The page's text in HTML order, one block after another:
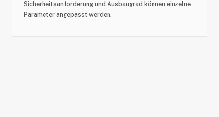
Sicherheitsanforderung und Ausbaugrad können einzelne
Parameter angepasst werden.